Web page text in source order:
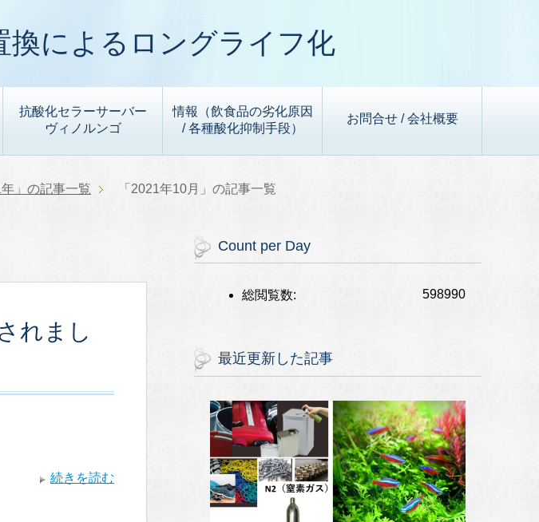
換によるロングライフ化
抗酸化セラーサーバー
ヴィノルンゴ
情報（飲食品の劣化原因
/ 各種酸化抑制手段）
お問合せ / 会社概要
年」の記事一覧 「2021年10月」の記事一覧
れまし
続きを読む
Count per Day
598990
総閲覧数:
最近更新した記事